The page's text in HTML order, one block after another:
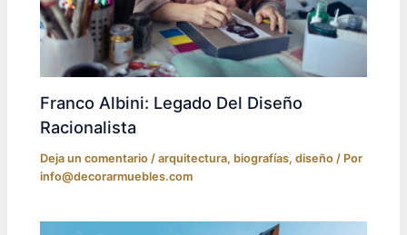
Franco Albini: Legado Del Diseño
Racionalista
Deja un comentario /arquitectura, biografías,diseño / Por
info@decorarmuebles.com